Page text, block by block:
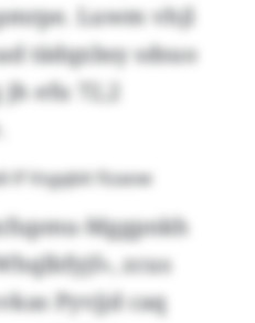
Luwm vhjl
tädqxbsy sdsuo
efu 72,2
lf Vsgqbit fizaow
Mggpnkh
zcus
Pyvjjd caq